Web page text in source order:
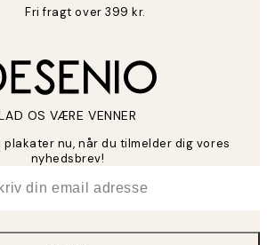
Fri fragt over 399 kr.
OS VÆRE VENNER
plakater nu, når du tilmelder dig vores
nyhedsbrev!